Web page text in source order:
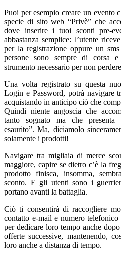
Puoi per esempio creare un evento
specie di sito web “Privè” che
dove inserire i tuoi sconti pre-
abbastanza semplice: l’utente
per la registrazione oppure un
persone sono sempre di corsa
strumento necessario per non
Una volta registrato su questa
Login e Password, potrà navigare
acquistando in anticipo ciò che
Quindi niente angoscia che
tanto sognato ma che
esaurito”. Ma, diciamolo
solamente i prodotti!
Navigare tra migliaia di merce
maggiore, capire se dietro c’è la
prodotto finisca, insomma,
sconto. E gli utenti sono i
portano avanti la battaglia.
Ciò ti consentirà di raccogliere
contatto e-mail e numero
per dedicare loro tempo anche
offerte successive, mantenendo,
loro anche a distanza di tempo.